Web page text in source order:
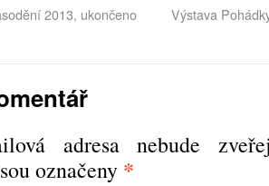
2013, ukončeno Výstava
adresa nebude
označeny *